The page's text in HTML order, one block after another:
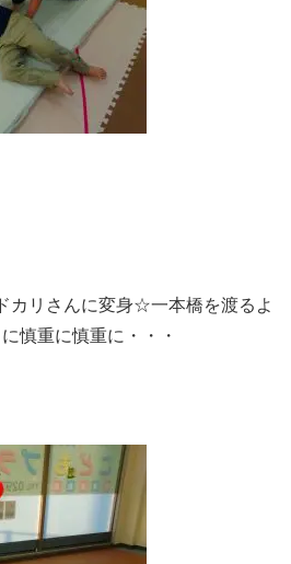
カリさんに変身☆一本橋を渡るよ
慎重に慎重に・・・